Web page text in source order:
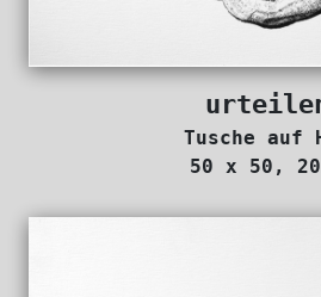
Tusche auf
50 x 50,